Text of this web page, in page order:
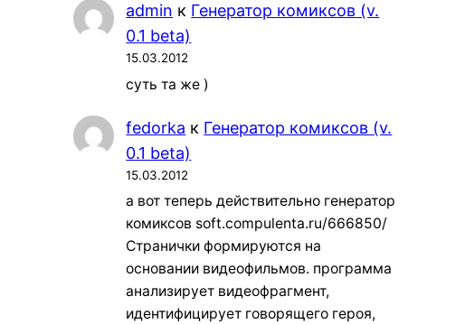
admin к Генератор комиксов (v.
0.1 beta)
15.03.2012
суть та же )
fedorka к Генератор комиксов (v.
0.1 beta)
15.03.2012
а вот теперь действительно генератор
комиксов soft.compulenta.ru/666850/
Странички формируются на
основании видеофильмов. программа
анализирует видеофрагмент,
идентифицирует говорящего героя,